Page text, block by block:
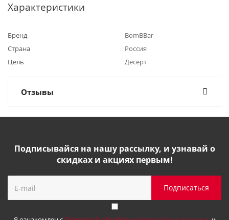
Характеристики
Бренд
BomBBar
Страна
Россия
Цель
Десерт
Отзывы
Подписывайся на нашу рассылку, и узнавай о
скидках и акциях первым!